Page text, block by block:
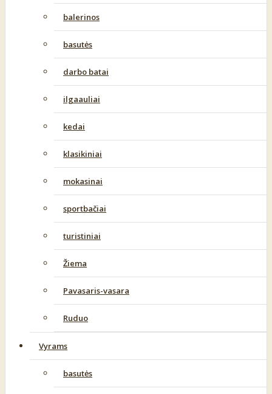
balerinos
basutės
darbo batai
ilgaauliai
kedai
klasikiniai
mokasinai
sportbačiai
turistiniai
Žiema
Pavasaris-vasara
Ruduo
Vyrams
basutės